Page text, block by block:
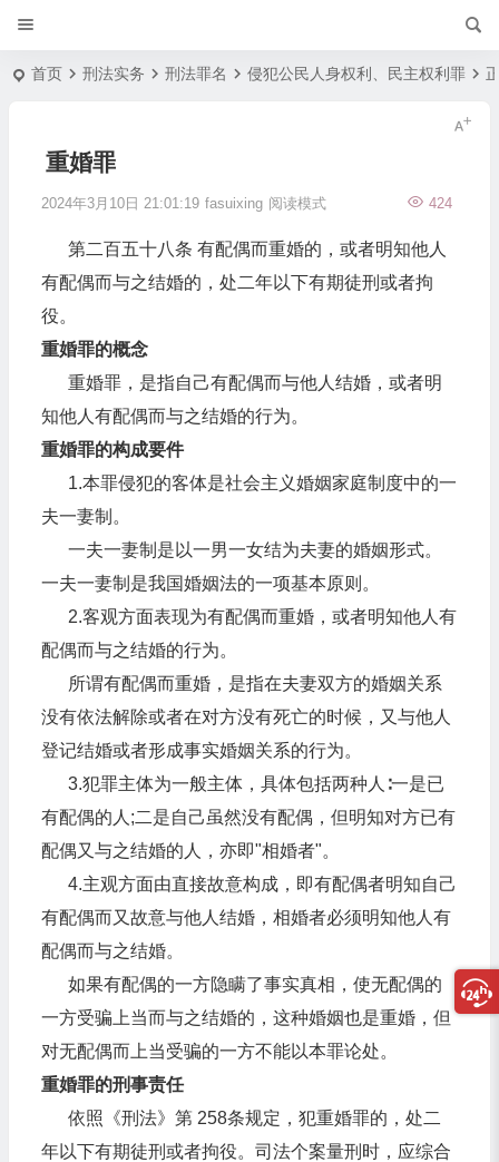
首页 刑法实务 刑法罪名 侵犯公民人身权利、民主权利罪
重婚罪
2024年3月10日 21:01:19 fasuixing 424
阅读模式
第二百五十八条 有配偶而重婚的，或者明知他人
有配偶而与之结婚的，处二年以下有期徒刑或者拘
役。
重婚罪的概念
重婚罪，是指自己有配偶而与他人结婚，或者明
知他人有配偶而与之结婚的行为。
重婚罪的构成要件
1.本罪侵犯的客体是社会主义婚姻家庭制度中的一
夫一妻制。
一夫一妻制是以一男一女结为夫妻的婚姻形式。
一夫一妻制是我国婚姻法的一项基本原则。
2.客观方面表现为有配偶而重婚，或者明知他人有
配偶而与之结婚的行为。
所谓有配偶而重婚，是指在夫妻双方的婚姻关系
没有依法解除或者在对方没有死亡的时候，又与他人
登记结婚或者形成事实婚姻关系的行为。
3.犯罪主体为一般主体，具体包括两种人∶一是已
有配偶的人;二是自己虽然没有配偶，但明知对方已有
配偶又与之结婚的人，亦即"相婚者"。
4.主观方面由直接故意构成，即有配偶者明知自己
有配偶而又故意与他人结婚，相婚者必须明知他人有
配偶而与之结婚。
如果有配偶的一方隐瞒了事实真相，使无配偶的
一方受骗上当而与之结婚的，这种婚姻也是重婚，但
对无配偶而上当受骗的一方不能以本罪论处。
重婚罪的刑事责任
依照《刑法》第 258条规定，犯重婚罪的，处二
年以下有期徒刑或者拘役。司法个案量刑时，应综合